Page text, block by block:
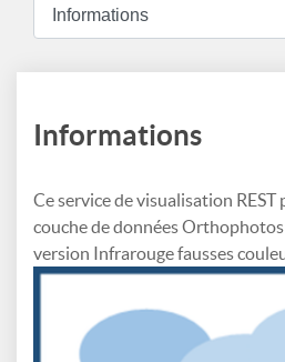
Informations
Ce service de visualisation
couche de données
version Infrarouge fausses